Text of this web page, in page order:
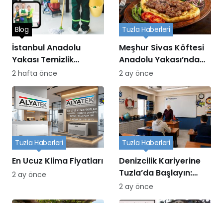
İstanbul Anadolu
Yakası Temizlik
Hizmetleri
Blog
2 hafta önce
Meşhur Sivas Köftesi
Anadolu Yakası’nda
nerede yenir?
Tuzla Haberleri
2 ay önce
En Ucuz Klima Fiyatları
Tuzla Haberleri
2 ay önce
Denizcilik Kariyerine
Tuzla’da Başlayın:
Turgut Reis Eğitim
Kurumu
Tuzla Haberleri
2 ay önce